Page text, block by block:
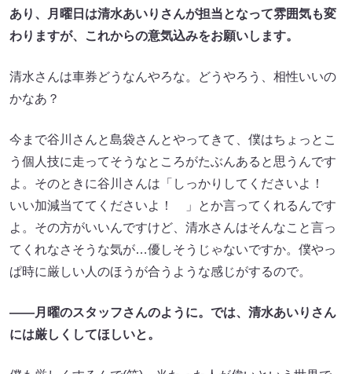
あり、月曜日は清水あいりさんが担当となって雰囲気も変
わりますが、これからの意気込みをお願いします。
清水さんは車券どうなんやろな。どうやろう、相性いいの
かなあ？
今まで谷川さんと島袋さんとやってきて、僕はちょっとこ
う個人技に走ってそうなところがたぶんあると思うんです
よ。そのときに谷川さんは「しっかりしてくださいよ！
いい加減当ててくださいよ！ 」とか言ってくれるんです
よ。その方がいいんですけど、清水さんはそんなこと言っ
てくれなさそうな気が…優しそうじゃないですか。僕やっ
ぱ時に厳しい人のほうが合うような感じがするので。
――月曜のスタッフさんのように。では、清水あいりさん
には厳しくしてほしいと。